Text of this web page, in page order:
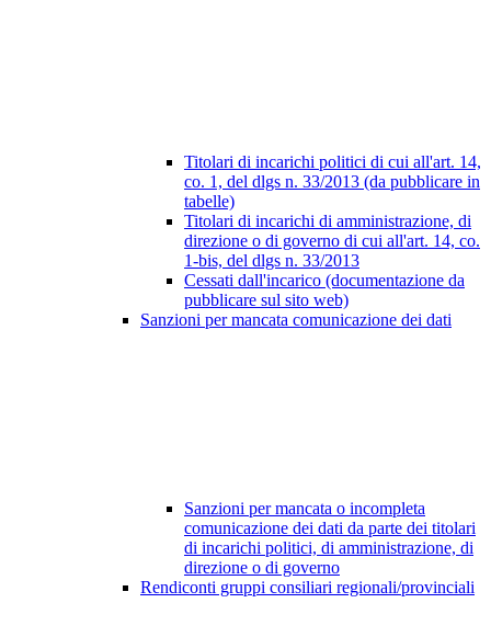
Titolari di incarichi politici di cui all'art. 14,
co. 1, del dlgs n. 33/2013 (da pubblicare in
tabelle)
Titolari di incarichi di amministrazione, di
direzione o di governo di cui all'art. 14, co.
1-bis, del dlgs n. 33/2013
Cessati dall'incarico (documentazione da
pubblicare sul sito web)
Sanzioni per mancata comunicazione dei dati
Sanzioni per mancata o incompleta
comunicazione dei dati da parte dei titolari
di incarichi politici, di amministrazione, di
direzione o di governo
Rendiconti gruppi consiliari regionali/provinciali